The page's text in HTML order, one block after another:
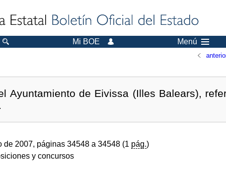
Mi BOE Menú
Ayuntamiento de Eivissa (Illes Balears),
de 2007, páginas 34548 a 34548 (1 pág.)
y concursos